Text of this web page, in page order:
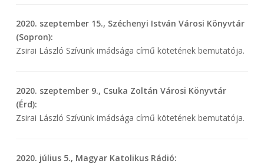
2020. szeptember 15., Széchenyi István Városi Könyvtár
(Sopron):
Zsirai László Szívünk imádsága című kötetének bemutatója.
2020. szeptember 9., Csuka Zoltán Városi Könyvtár
(Érd):
Zsirai László Szívünk imádsága című kötetének bemutatója.
2020. július 5., Magyar Katolikus Rádió: